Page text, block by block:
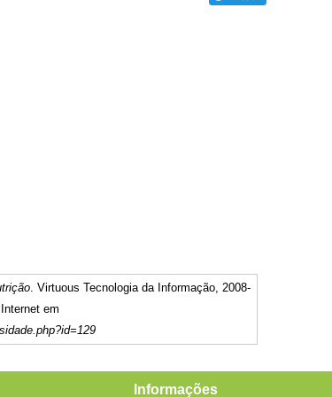
. Virtuous Tecnologia da Informação, 2008-
em
Informações